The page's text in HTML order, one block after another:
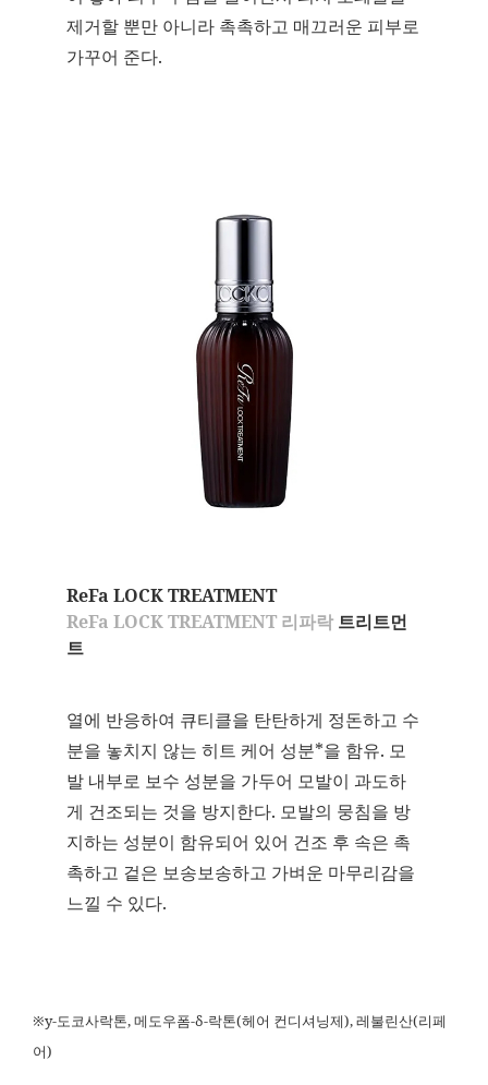
제거할 뿐만 아니라 촉촉하고 매끄러운 피부로
가꾸어 준다.
ReFa LOCK TREATMENT
ReFa LOCK TREATMENT 리파락 트리트먼
트
열에 반응하여 큐티클을 탄탄하게 정돈하고 수
분을 놓치지 않는 히트 케어 성분*을 함유. 모
발 내부로 보수 성분을 가두어 모발이 과도하
게 건조되는 것을 방지한다. 모발의 뭉침을 방
지하는 성분이 함유되어 있어 건조 후 속은 촉
촉하고 겉은 보송보송하고 가벼운 마무리감을
느낄 수 있다.
※y-도코사락톤, 메도우폼-δ-락톤(헤어 컨디셔닝제), 레불린산(리페
어)